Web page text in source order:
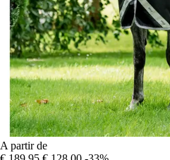
A partir de